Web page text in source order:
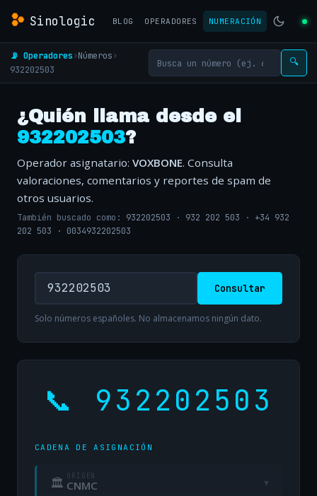
Sinologic BLOG OPERADORES NUMERACIÓN
📡 Operadores›Números›
932202503
🔍
¿Quién llama desde el
932202503?
Operador asignatario: VOXBONE. Consulta
valoraciones, comentarios y reportes de spam de
otros usuarios.
También buscado como: 932202503 · 932 202 503 · +34 932
202 503 · 0034932202503
Consultar
Solo números españoles. No almacenamos ningún dato.
📞 932202503
CADENA DE ASIGNACIÓN
🏛 ORIGEN
CNMC ▾